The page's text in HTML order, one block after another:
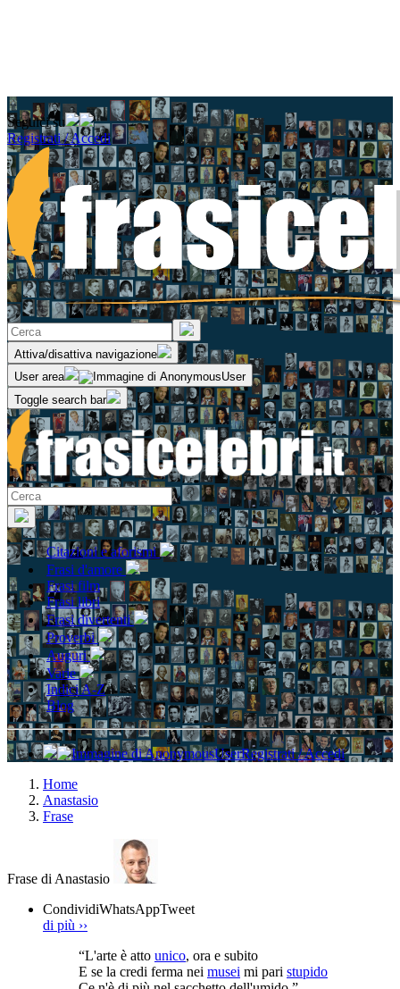
Seguici su
Registrati / Accedi
Attiva/disattiva navigazione
User area
Toggle search bar
Citazioni e aforismi
Frasi d'amore
Frasi film
Frasi libri
Frasi divertenti
Proverbi
Auguri
Varie
Indici A-Z
Blog
Registrati / Accedi
Home
Anastasio
Frase
Frase di Anastasio
CondividiWhatsAppTweet
di più ››
“L'arte è atto unico, ora e subito
E se la credi ferma nei musei mi pari stupido